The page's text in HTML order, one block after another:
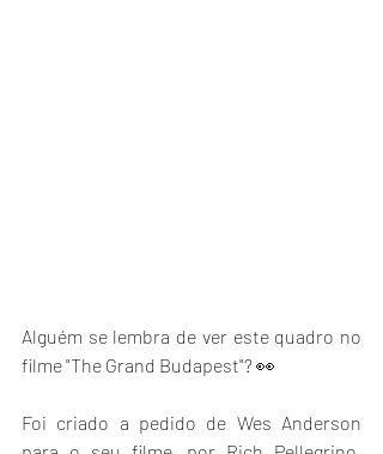
Alguém se lembra de ver este quadro no
filme "The Grand Budapest"? 👀
Foi criado a pedido de Wes Anderson